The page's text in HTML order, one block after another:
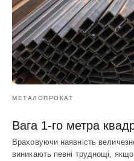
МЕТАЛОПРОКАТ
Вага 1-го метра
Враховуючи наявність
виникають певні труднощі,